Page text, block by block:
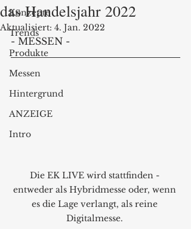
Konzepte
Trends
Produkte
Messen
Hintergrund
ANZEIGE
Intro
das Handelsjahr 2022
Aktualisiert: 4. Jan. 2022
- MESSEN -
Die EK LIVE wird stattfinden -
entweder als Hybridmesse oder, wenn
es die Lage verlangt, als reine
Digitalmesse.